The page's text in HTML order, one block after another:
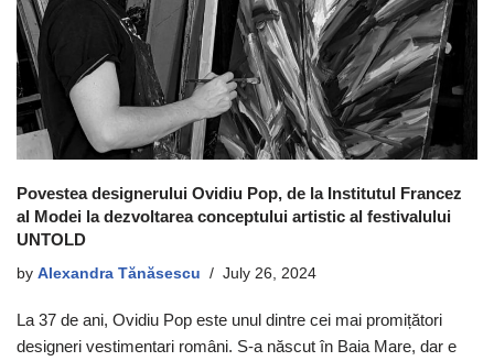
Povestea designerului Ovidiu Pop, de la Institutul Francez
al Modei la dezvoltarea conceptului artistic al festivalului
UNTOLD
by Alexandra Tănăsescu July 26, 2024
La 37 de ani, Ovidiu Pop este unul dintre cei mai promițători
designeri vestimentari români. S-a născut în Baia Mare, dar e